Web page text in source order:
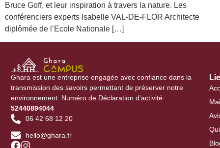
Bruce Goff, et leur inspiration à travers la nature. Les
conférenciers experts Isabelle VAL-DE-FLOR Architecte
diplômée de l’Ecole Nationale […]
Ghara est une entreprise engagée avec confiance dans la
transmission des savoirs permettant de préserver notre
environnement. Numéro de Déclaration d’activité:
52440894044
06 42 68 12 20
hello@ghara.fr